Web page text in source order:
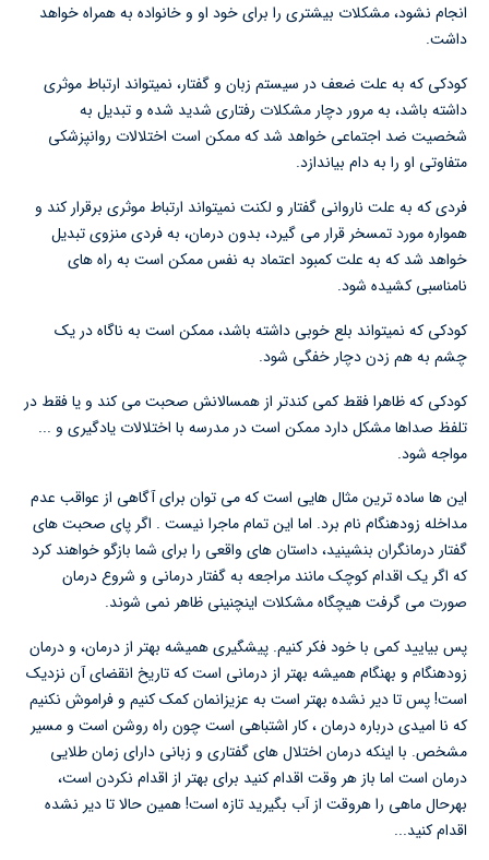
انجام نشود، مشکلات بیشتری را برای خود او و خانواده به همراه خواهد
داشت.
کودکی که به علت ضعف در سیستم زبان و گفتار، نمیتواند ارتباط موثری
داشته باشد، به مرور دچار مشکلات رفتاری شدید شده و تبدیل به
شخصیت ضد اجتماعی خواهد شد که ممکن است اختلالات روانپزشکی
متفاوتی او را به دام بیاندازد.
فردی که به علت ناروانی گفتار و لکنت نمیتواند ارتباط موثری برقرار کند و
همواره مورد تمسخر قرار می گیرد، بدون درمان، به فردی منزوی تبدیل
خواهد شد که به علت کمبود اعتماد به نفس ممکن است به راه های
نامناسبی کشیده شود.
کودکی که نمیتواند بلع خوبی داشته باشد، ممکن است به ناگاه در یک
چشم به هم زدن دچار خفگی شود.
کودکی که ظاهرا فقط کمی کندتر از همسالانش صحبت می کند و یا فقط در
تلفظ صداها مشکل دارد ممکن است در مدرسه با اختلالات یادگیری و ...
مواجه شود.
این ها ساده ترین مثال هایی است که می توان برای آگاهی از عواقب عدم
مداخله زودهنگام نام برد. اما این تمام ماجرا نیست . اگر پای صحبت های
گفتار درمانگران بنشینید، داستان های واقعی را برای شما بازگو خواهند کرد
که اگر یک اقدام کوچک مانند مراجعه به گفتار درمانی و شروع درمان
صورت می گرفت هیچگاه مشکلات اینچنینی ظاهر نمی شوند.
پس بیایید کمی با خود فکر کنیم. پیشگیری همیشه بهتر از درمان، و درمان
زودهنگام و بهنگام همیشه بهتر از درمانی است که تاریخ انقضای آن نزدیک
است! پس تا دیر نشده بهتر است به عزیزانمان کمک کنیم و فراموش نکنیم
که نا امیدی درباره درمان ، کار اشتباهی است چون راه روشن است و مسیر
مشخص. با اینکه درمان اختلال های گفتاری و زبانی دارای زمان طلایی
درمان است اما باز هر وقت اقدام کنید برای بهتر از اقدام نکردن است،
بهرحال ماهی را هروقت از آب بگیرید تازه است! همین حالا تا دیر نشده
اقدام کنید...